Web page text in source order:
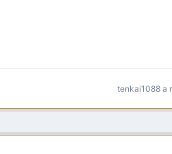
tenkai1088 a